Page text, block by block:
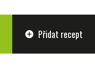
add_circle Přidat recept